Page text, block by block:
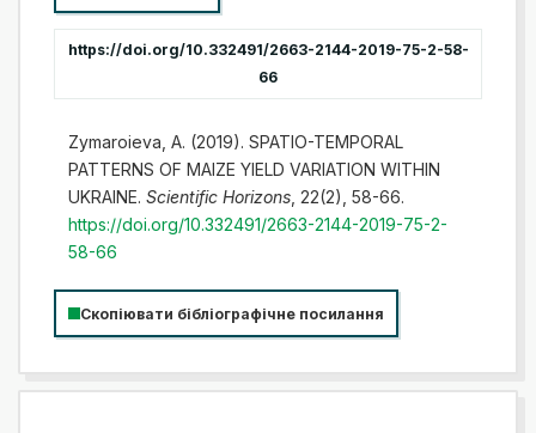
https://doi.org/10.332491/2663-2144-2019-75-2-58-
66
Zymaroieva, A. (2019). SPATIO-TEMPORAL
PATTERNS OF MAIZE YIELD VARIATION WITHIN
UKRAINE. Scientific Horizons, 22(2), 58-66.
https://doi.org/10.332491/2663-2144-2019-75-2-
58-66
Скопіювати бібліографічне посилання